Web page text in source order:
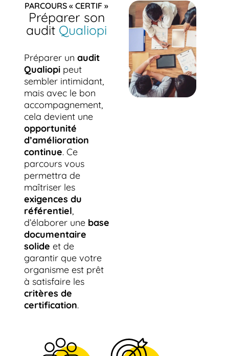
PARCOURS « CERTIF »
Préparer son
audit Qualiopi
Préparer un audit
Qualiopipeut
sembler intimidant,
mais avec le bon
accompagnement,
cela devient une
opportunité
d’amélioration
continue. Ce
parcours vous
permettra de
maîtriser les
exigences du
référentiel,
d’élaborer une base
documentaire
solide et de
garantir que votre
organisme est prêt
à satisfaire les
critères de
certification.